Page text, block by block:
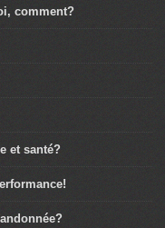
comment?
et santé?